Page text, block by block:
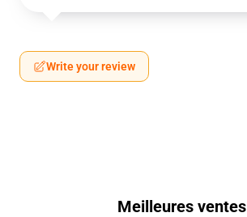
Write your review
Meilleures ventes